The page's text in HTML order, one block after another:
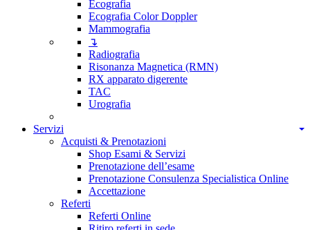
Ecografia
Ecografia Color Doppler
Mammografia
↴
Radiografia
Risonanza Magnetica (RMN)
RX apparato digerente
TAC
Urografia
Servizi
Acquisti & Prenotazioni
Shop Esami & Servizi
Prenotazione dell’esame
Prenotazione Consulenza Specialistica Online
Accettazione
Referti
Referti Online